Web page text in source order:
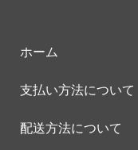
ホーム
支払い方法について
配送方法について